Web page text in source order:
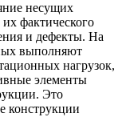
несущих
фактического
и дефекты. На
выполняют
нагрузок,
элементы
Это
конструкции